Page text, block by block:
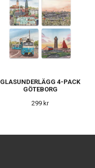
GLASUNDERLÄGG 4-PACK
GÖTEBORG
299 kr